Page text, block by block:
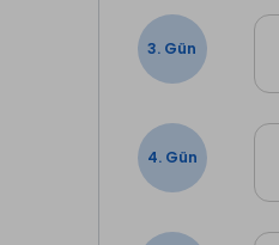
3. Gün
4. Gün